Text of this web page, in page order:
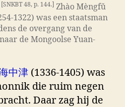
[SNKBT 48, p. 144.] Zhào Mèngfǔ
1322) was een staatsman
de overgang van de
de Mongoolse Yuan-
中津 (1336-1405) was
die ruim negen
Daar zag hij de